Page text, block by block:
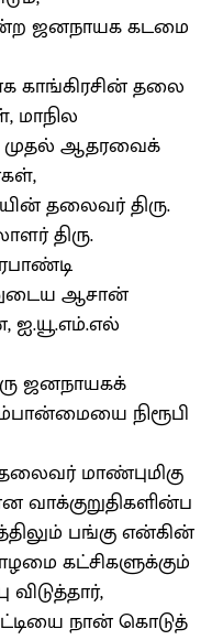
ஜனநாயக கடமை
காங்கிரசின் தலை
மாநில
ஆதரவைக்
தலைவர் திரு.
திரு.
ஆசான்
ஜனநாயகக்
நிரூபி
மாண்புமிகு
பங்கு என்கின்
கட்சிகளுக்கும்
நான் கொடுத்